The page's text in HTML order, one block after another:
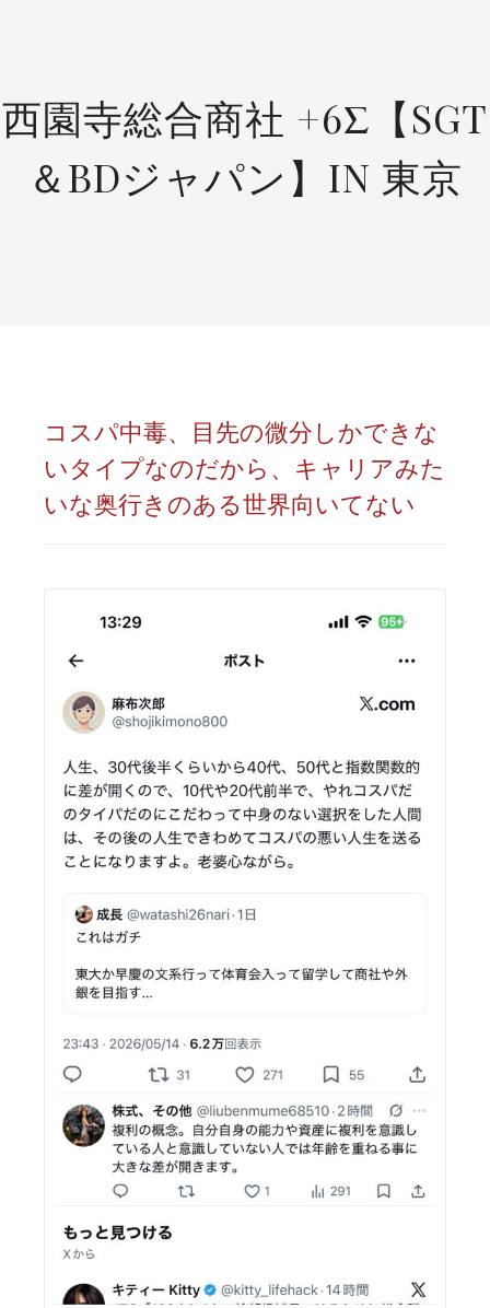
西園寺総合商社 +6Σ【SGT
＆BDジャパン】IN 東京
コスパ中毒、目先の微分しかできな
いタイプなのだから、キャリアみた
いな奥行きのある世界向いてない